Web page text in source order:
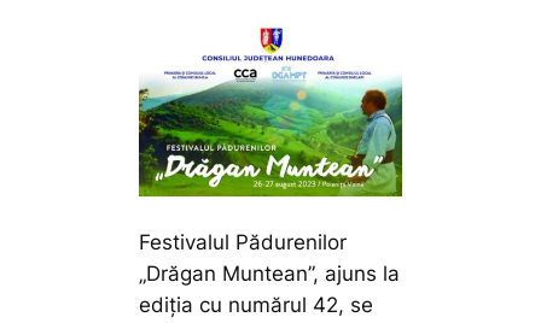
Festivalul Pădurenilor
„Drăgan Muntean”, ajuns la
ediția cu numărul 42, se